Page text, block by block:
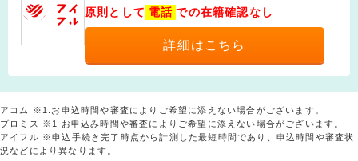
原則として 電話 での在籍確認なし
詳細はこちら
アコム ※1.お申込時間や審査によりご希望に添えない場合がございます。
プロミス ※1 お申込み時間や審査によりご希望に添えない場合がございます。
アイフル ※申込手続き完了時点から計測した最短時間であり、申込時間や審査状
況などにより異なります。